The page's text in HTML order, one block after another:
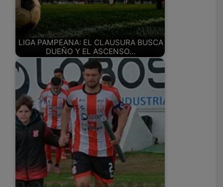
LIGA PAMPEANA: EL CLAUSURA BUSCA
DUEÑO Y EL ASCENSO…